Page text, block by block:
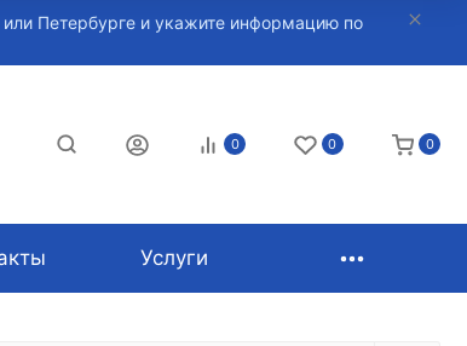
Петербурге и укажите информацию по
0 0 0
Услуги